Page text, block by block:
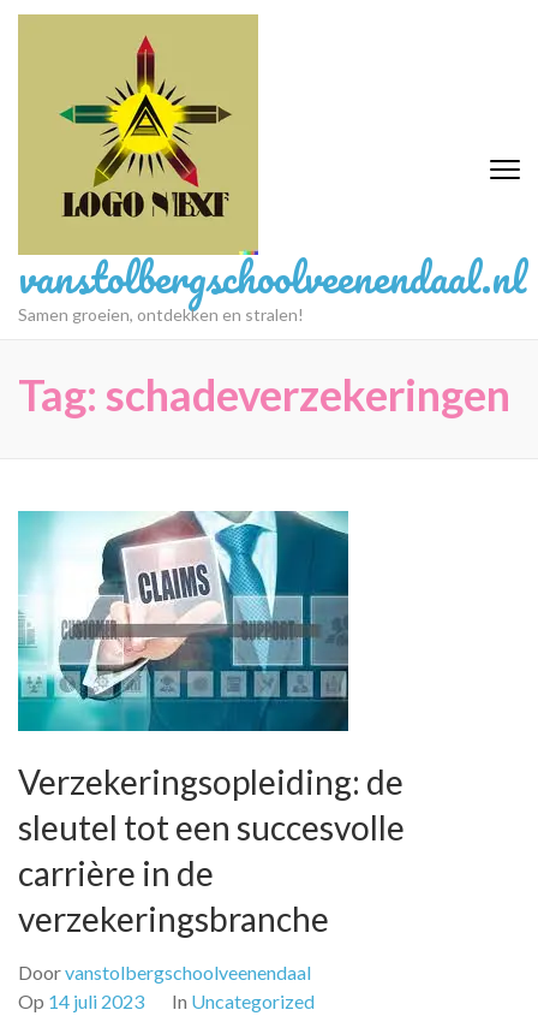
Ga
vanstolbergschoolveenendaal.nl
Samen groeien, ontdekken en stralen!
Tag: schadeverzekeringen
Verzekeringsopleiding: de
sleutel tot een succesvolle
carrière in de
verzekeringsbranche
Doorvanstolbergschoolveenendaal
Op 14 juli 2023 In Uncategorized